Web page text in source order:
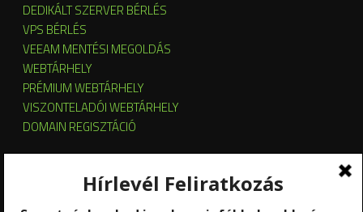
DEDIKÁLT SZERVER BÉRLÉS
VPS BÉRLÉS
VEEAM MENTÉSI MEGOLDÁS
WEBTÁRHELY
PRÉMIUM WEBTÁRHELY
VISZONTELADÓI WEBTÁRHELY
DOMAIN REGISZTÁCIÓ
SZERVER ÜZEMELTETÉS